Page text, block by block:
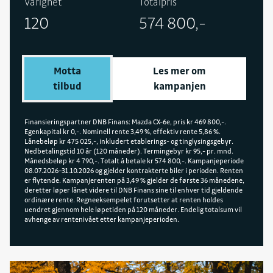
Fakturaepost
Tilhengervekt på opptil 1500 kg. Hurtiglading 10–
80 % tar omtrent 24 minutter under optimale
120 574 800,-
Motta
tilbud
Les mer om
kampanjen
Finansieringspartner DNB Finans: Mazda CX-6e, pris kr 469 800,-.
Egenkapital kr 0,-. Nominell rente 3,49 %, effektiv rente 5,86 %.
Lånebeløp kr 475 025,-, inkludert etablerings- og tinglysingsgebyr.
Nedbetalingstid 10 år (120 måneder). Termingebyr kr 95,- pr. mnd.
Månedsbeløp kr 4 790,-. Totalt å betale kr 574 800,-. Kampanjeperiode
08.07.2026–31.10.2026 og gjelder kontrakterte biler i perioden. Renten
er flytende. Kampanjerenten på 3,49 % gjelder de første 36 månedene,
deretter løper lånet videre til DNB Finans sine til enhver tid gjeldende
ordinære rente. Regneeksempelet forutsetter at renten holdes
uendret gjennom hele løpetiden på 120 måneder. Endelig totalsum vil
avhenge av rentenivået etter kampanjeperioden.